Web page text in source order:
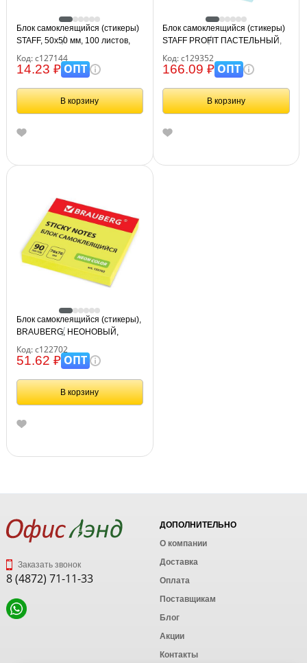
Блок самоклеящийся (стикеры)
STAFF, 50х50 мм, 100 листов,
Код: с127144
14.23 ₽ОПТ
В корзину
Блок самоклеящийся (стикеры)
STAFF PROFIT ПАСТЕЛЬНЫЙ,
129352
Код: с129352
166.09 ₽ОПТ
В корзину
Блок самоклеящийся (стикеры),
BRAUBERG, НЕОНОВЫЙ,
122702
Код: с122702
51.62 ₽ОПТ
В корзину
Заказать звонок
8 (4872) 71-11-33
ДОПОЛНИТЕЛЬНО
О компании
Доставка
Оплата
Поставщикам
Блог
Акции
Контакты